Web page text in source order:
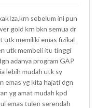
lza,krn sebelum ini pun
gold krn bkn semua dr
memiliki emas fizikal
utk membeli itu tinggi
adanya program GAP
lebih mudah utk sy
emas yg kita hajati dgn
yg amat mudah kpd
emas tulen serendah